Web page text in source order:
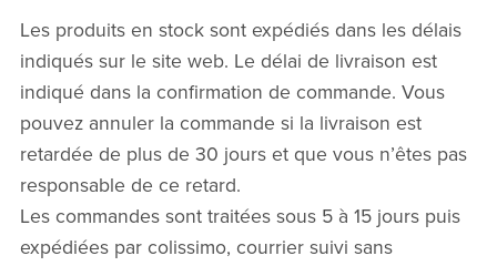
Les produits en stock sont expédiés dans les délais
indiqués sur le site web. Le délai de livraison est
indiqué dans la confirmation de commande. Vous
pouvez annuler la commande si la livraison est
retardée de plus de 30 jours et que vous n’êtes pas
responsable de ce retard.
Les commandes sont traitées sous 5 à 15 jours puis
expédiées par colissimo, courrier suivi sans